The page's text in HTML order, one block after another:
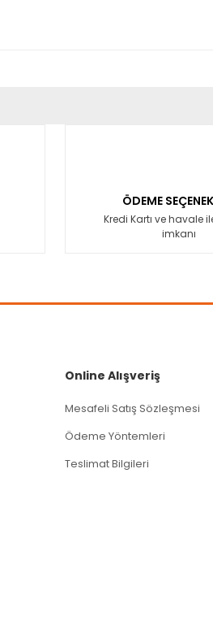
ÖDEME
Kredi Kartı ve havale
imkanı
Online Alışveriş
Mesafeli Satış Sözleşmesi
Ödeme Yöntemleri
Teslimat Bilgileri